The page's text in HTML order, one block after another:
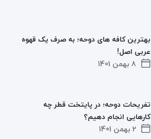
8 بهمن 1401
بهترین کافه های دوحه؛ به صرف یک قهوه
عربی اصل!
2 بهمن 1401
تفریحات دوحه؛ در پایتخت قطر چه
کارهایی انجام دهیم؟